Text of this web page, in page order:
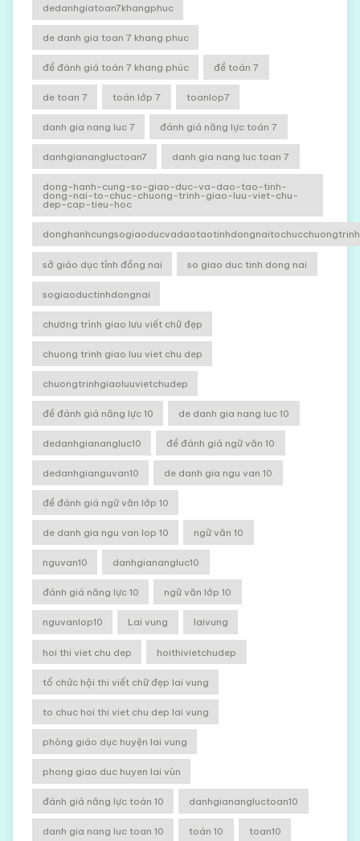
dedanhgiatoan7khangphuc
de danh gia toan 7 khang phuc
đề đánh giá toán 7 khang phúc đề toán 7
de toan 7 toán lớp 7 toanlop7
danh gia nang luc 7 đánh giá năng lực toán 7
danhgianangluctoan7 danh gia nang luc toan 7
dong-hanh-cung-so-giao-duc-va-dao-tao-tinh-
dong-nai-to-chuc-chuong-trinh-giao-luu-viet-chu-
dep-cap-tieu-hoc
sở giáo dục tỉnh đồng nai so giao duc tinh dong nai
sogiaoductinhdongnai
chương trình giao lưu viết chữ đẹp
chuong trinh giao luu viet chu dep
chuongtrinhgiaoluuvietchudep
đề đánh giá năng lực 10 de danh gia nang luc 10
dedanhgianangluc10 đề đánh giá ngữ văn 10
dedanhgianguvan10 de danh gia ngu van 10
đề đánh giá ngữ văn lớp 10
de danh gia ngu van lop 10 ngữ văn 10
nguvan10 danhgianangluc10
đánh giá năng lực 10 ngữ văn lớp 10
nguvanlop10 Lai vung laivung
hoi thi viet chu dep hoithivietchudep
tổ chức hội thi viết chữ đẹp lai vung
to chuc hoi thi viet chu dep lai vung
phòng giáo dục huyện lai vung
phong giao duc huyen lai vùn
đánh giá năng lực toán 10 danhgianangluctoan10
danh gia nang luc toan 10 toán 10 toan10